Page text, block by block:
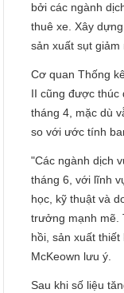
bởi các ngành
thuê xe. Xây
sản xuất sụt giảm
Cơ quan Thống
II cũng được thúc
tháng 4, mặc dù
so với ước tính
"Các ngành dịch
tháng 6, với lĩnh
học, kỹ thuật và
trưởng mạnh mẽ.
hồi, sản xuất
McKeown lưu ý.
Sau khi số liệu